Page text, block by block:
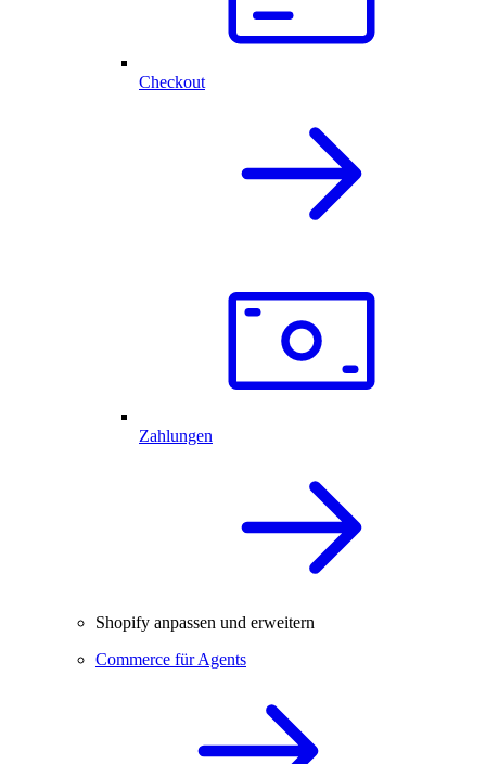
Checkout
Zahlungen
Shopify anpassen und erweitern
Commerce für Agents